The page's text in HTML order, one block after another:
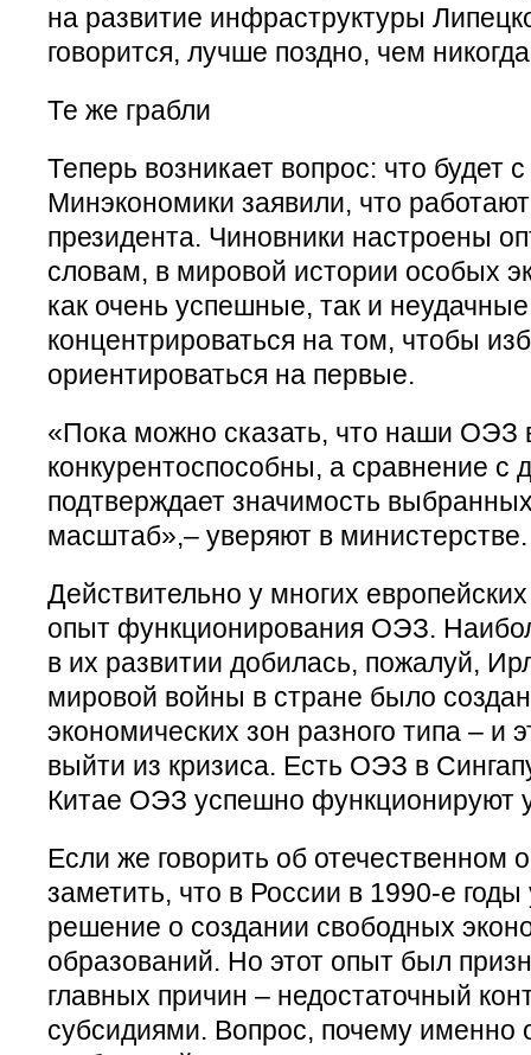
на развитие инфраструктуры
говорится, лучше поздно, чем
Те же грабли
Теперь возникает вопрос: что
Минэкономики заявили, что
президента. Чиновники настроены
словам, в мировой истории особых
как очень успешные, так и
концентрироваться на том, чтобы
ориентироваться на первые.
«Пока можно сказать, что наши ОЭЗ
конкурентоспособны, а сравнение с
подтверждает значимость
масштаб»,– уверяют в министерстве.
Действительно у многих
опыт функционирования ОЭЗ.
в их развитии добилась, пожалуй,
мировой войны в стране было
экономических зон разного типа – и
выйти из кризиса. Есть ОЭЗ в
Китае ОЭЗ успешно функционируют
Если же говорить об отечественном
заметить, что в России в 1990-е
решение о создании свободных
образований. Но этот опыт был
главных причин – недостаточный
субсидиями. Вопрос, почему именно